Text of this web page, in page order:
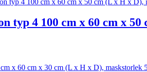
typ 4 100 cm x 60 cm x